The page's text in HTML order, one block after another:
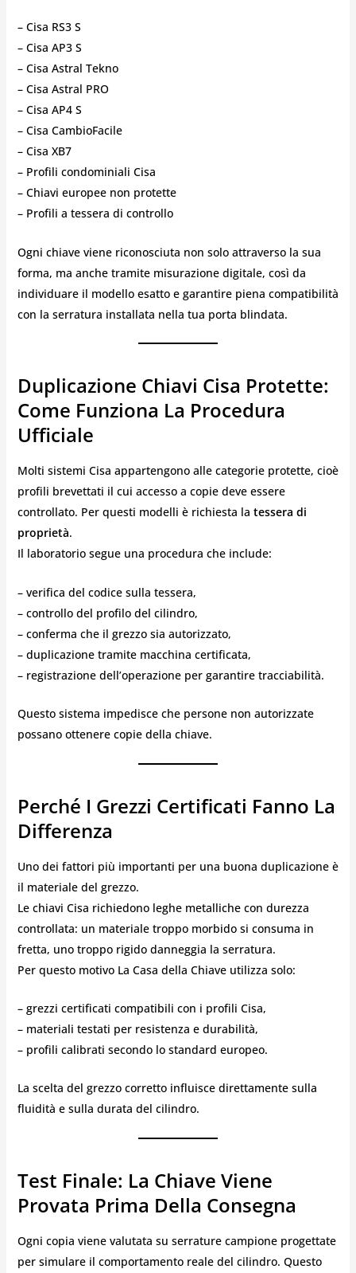
– Cisa RS3 S
– Cisa AP3 S
– Cisa Astral Tekno
– Cisa Astral PRO
– Cisa AP4 S
– Cisa CambioFacile
– Cisa XB7
– Profili condominiali Cisa
– Chiavi europee non protette
– Profili a tessera di controllo
Ogni chiave viene riconosciuta non solo attraverso la sua
forma, ma anche tramite misurazione digitale, così da
individuare il modello esatto e garantire piena compatibilità
con la serratura installata nella tua porta blindata.
Duplicazione Chiavi Cisa Protette:
Come Funziona La Procedura
Ufficiale
Molti sistemi Cisa appartengono alle categorie protette, cioè
profili brevettati il cui accesso a copie deve essere
controllato. Per questi modelli è richiesta la tessera di
proprietà.
Il laboratorio segue una procedura che include:
– verifica del codice sulla tessera,
– controllo del profilo del cilindro,
– conferma che il grezzo sia autorizzato,
– duplicazione tramite macchina certificata,
– registrazione dell’operazione per garantire tracciabilità.
Questo sistema impedisce che persone non autorizzate
possano ottenere copie della chiave.
Perché I Grezzi Certificati Fanno La
Differenza
Uno dei fattori più importanti per una buona duplicazione è
il materiale del grezzo.
Le chiavi Cisa richiedono leghe metalliche con durezza
controllata: un materiale troppo morbido si consuma in
fretta, uno troppo rigido danneggia la serratura.
Per questo motivo La Casa della Chiave utilizza solo:
– grezzi certificati compatibili con i profili Cisa,
– materiali testati per resistenza e durabilità,
– profili calibrati secondo lo standard europeo.
La scelta del grezzo corretto influisce direttamente sulla
fluidità e sulla durata del cilindro.
Test Finale: La Chiave Viene
Provata Prima Della Consegna
Ogni copia viene valutata su serrature campione progettate
per simulare il comportamento reale del cilindro. Questo